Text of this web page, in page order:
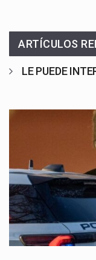
ARTÍCULOS
LE PUEDE